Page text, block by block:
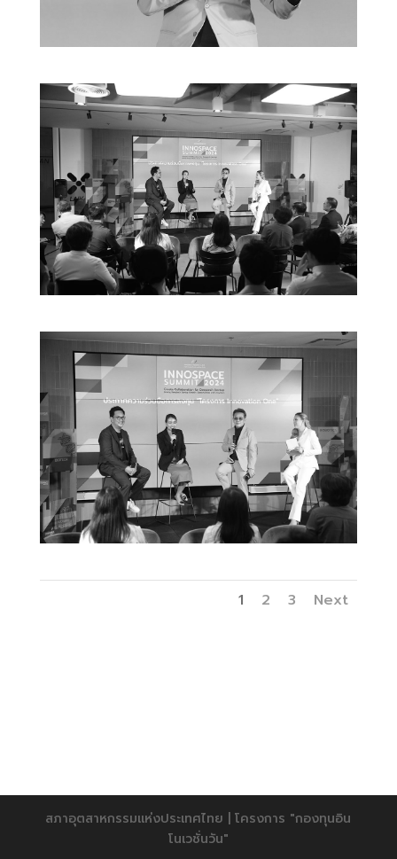
1 2 3 Next
สภาอุตสาหกรรมแห่งประเทศไทย | โครงการ "กองทุนอิน
โนเวชั่นวัน"